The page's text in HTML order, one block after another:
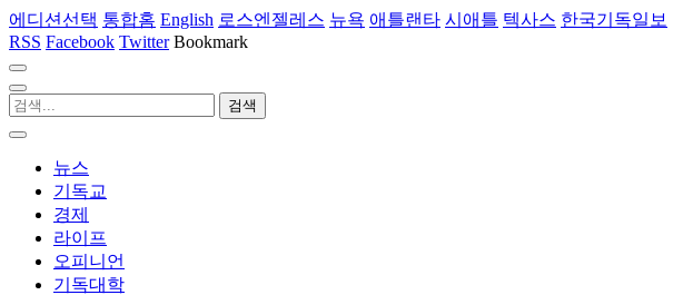
에디션선택 통합홈 English 로스엔젤레스 뉴욕 애틀랜타 시애틀 텍사스 한국기독일보
RSS Facebook Twitter Bookmark
뉴스
기독교
경제
라이프
오피니언
기독대학